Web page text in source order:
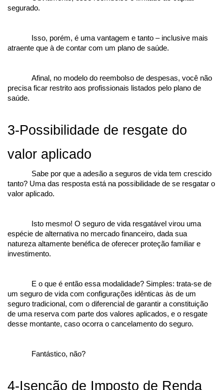
segurado.
Isso, porém, é uma vantagem e tanto – inclusive mais
atraente que à de contar com um plano de saúde.
Afinal, no modelo do reembolso de despesas, você não
precisa ficar restrito aos profissionais listados pelo plano de
saúde.
3-Possibilidade de resgate do
valor aplicado
Sabe por que a adesão a seguros de vida tem crescido
tanto? Uma das resposta está na possibilidade de se resgatar o
valor aplicado.
Isto mesmo! O seguro de vida resgatável virou uma
espécie de alternativa no mercado financeiro, dada sua
natureza altamente benéfica de oferecer proteção familiar e
investimento.
E o que é então essa modalidade? Simples: trata-se de
um seguro de vida com configurações idênticas às de um
seguro tradicional, com o diferencial de garantir a constituição
de uma reserva com parte dos valores aplicados, e o resgate
desse montante, caso ocorra o cancelamento do seguro.
Fantástico, não?
4-Isenção de Imposto de Renda